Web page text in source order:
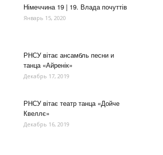
Німеччина 19 | 19. Влада почуттів
Январь 15, 2020
РНСУ вітає ансамбль песни и
танца «Айренік»
Декабрь 17, 2019
РНСУ вітає театр танца «Дойче
Квеллє»
Декабрь 16, 2019